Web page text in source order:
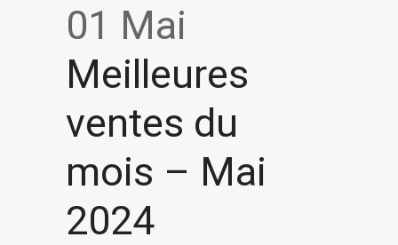
01 Mai
Meilleures
ventes du
mois – Mai
2024